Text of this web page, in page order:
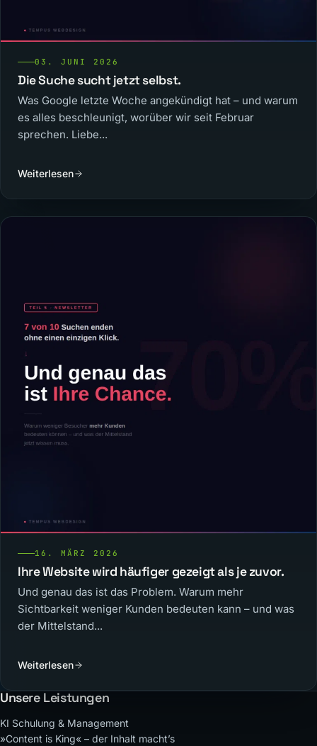
03. JUNI 2026
Die Suche sucht jetzt selbst.
Was Google letzte Woche angekündigt hat – und warum
es alles beschleunigt, worüber wir seit Februar
sprechen. Liebe...
Weiterlesen
16. MÄRZ 2026
Ihre Website wird häufiger gezeigt als je zuvor.
Und genau das ist das Problem. Warum mehr
Sichtbarkeit weniger Kunden bedeuten kann – und was
der Mittelstand...
Weiterlesen
Unsere Leistungen
KI Schulung & Management
»Content is King« – der Inhalt macht’s